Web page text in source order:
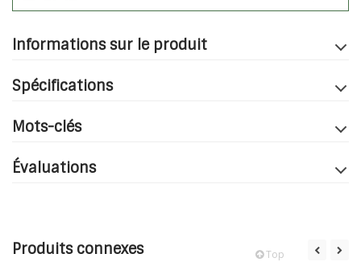
Informations sur le produit
Spécifications
Mots-clés
Évaluations
Produits connexes Top